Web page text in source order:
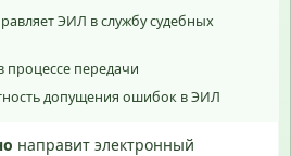
ЭИЛ в службу судебных
процессе передачи
допущения ошибок в ЭИЛ
направит электронный